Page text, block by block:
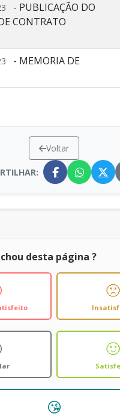
- PUBLICAÇÃO DO
CONTRATO
- MEMORIA DE
Voltar
desta página ?
🙁
🙂
😘